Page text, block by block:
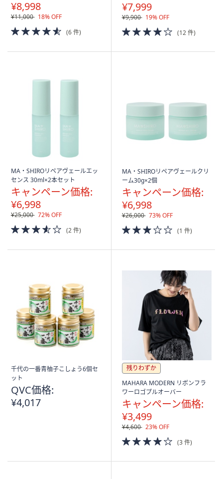
¥8,998
¥11,000 18% OFF
4.5
of
(6 件)
¥7,999
¥9,900 19% OFF
4.0
of
(12 件)
MA・SHIROリペアヴェールエッ
センス 30ml×2本セット
キャンペーン価格:
¥6,998
¥25,000 72% OFF
3.5
of
(2 件)
MA・SHIROリペアヴェールクリ
ーム30g×2個
キャンペーン価格:
¥6,998
¥26,000 73% OFF
3.0
of
(1 件)
千代の一番青柚子こしょう6個セ
ット
QVC価格:
¥4,017
残りわずか
MAHARA MODERN リボンフラ
ワーロゴプルオーバー
キャンペーン価格:
¥3,499
¥4,600 23% OFF
4.0
of
(3 件)